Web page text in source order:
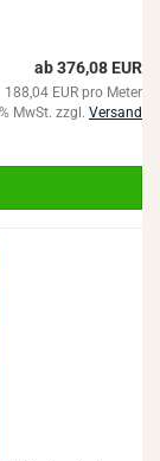
ab 376,08 EUR
188,04 EUR pro Meter
MwSt. zzgl. Versand